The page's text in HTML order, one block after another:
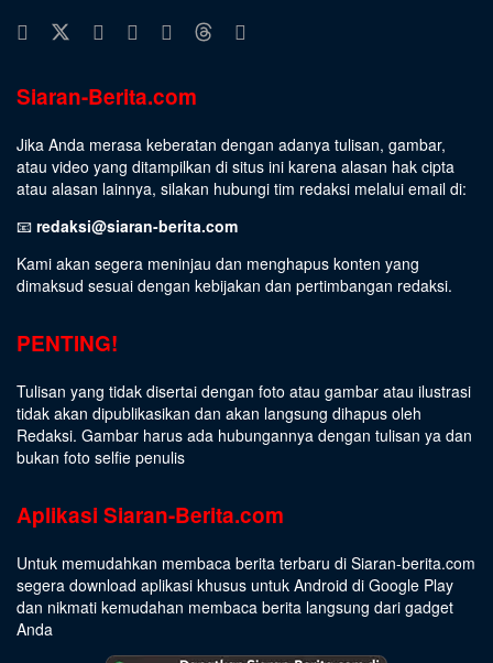
Siaran-Berita.com
Jika Anda merasa keberatan dengan adanya tulisan, gambar,
atau video yang ditampilkan di situs ini karena alasan hak cipta
atau alasan lainnya, silakan hubungi tim redaksi melalui email di:
📧 redaksi@siaran-berita.com
Kami akan segera meninjau dan menghapus konten yang
dimaksud sesuai dengan kebijakan dan pertimbangan redaksi.
PENTING!
Tulisan yang tidak disertai dengan foto atau gambar atau ilustrasi
tidak akan dipublikasikan dan akan langsung dihapus oleh
Redaksi. Gambar harus ada hubungannya dengan tulisan ya dan
bukan foto selfie penulis
Aplikasi Siaran-Berita.com
Untuk memudahkan membaca berita terbaru di Siaran-berita.com
segera download aplikasi khusus untuk Android di Google Play
dan nikmati kemudahan membaca berita langsung dari gadget
Anda